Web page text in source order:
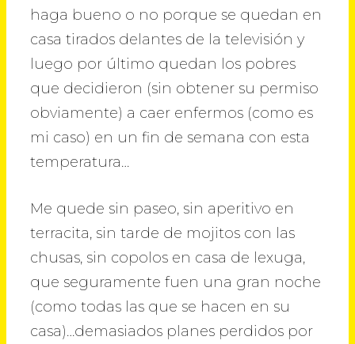
haga bueno o no porque se quedan en
casa tirados delantes de la televisión y
luego por último quedan los pobres
que decidieron (sin obtener su permiso
obviamente) a caer enfermos (como es
mi caso) en un fin de semana con esta
temperatura…
Me quede sin paseo, sin aperitivo en
terracita, sin tarde de mojitos con las
chusas, sin copolos en casa de lexuga,
que seguramente fuen una gran noche
(como todas las que se hacen en su
casa)…demasiados planes perdidos por